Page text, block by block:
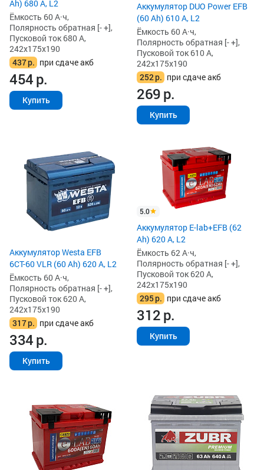
Ah) 680 А, L2
Ёмкость 60 А·ч,
Полярность обратная [- +],
Пусковой ток 680 А,
242x175x190
437р. при сдаче акб
454р.
Купить
Аккумулятор DUO Power EFB
(60 Ah) 610 А, L2
Ёмкость 60 А·ч,
Полярность обратная [- +],
Пусковой ток 610 А,
242x175x190
252р. при сдаче акб
269р.
Купить
Аккумулятор Westa EFB
6СТ-60 VLR (60 Ah) 620 А, L2
Ёмкость 60 А·ч,
Полярность обратная [- +],
Пусковой ток 620 А,
242x175x190
317р. при сдаче акб
334р.
Купить
5.0
Аккумулятор E-lab+EFB (62
Ah) 620 А, L2
Ёмкость 62 А·ч,
Полярность обратная [- +],
Пусковой ток 620 А,
242x175x190
295р. при сдаче акб
312р.
Купить